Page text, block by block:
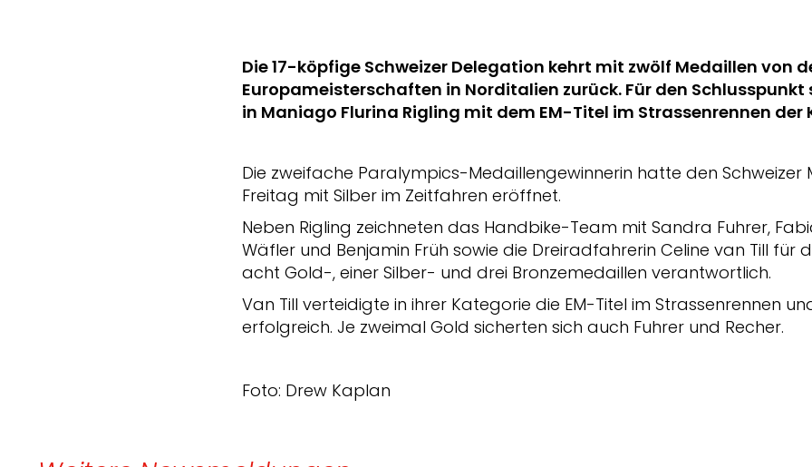
Die 17-köpfige Schweizer Delegation kehrt mit zwölf Medaillen von
Europameisterschaften in Norditalien zurück. Für den
in Maniago Flurina Rigling mit dem EM-Titel im Strassenrennen der
Die zweifache Paralympics-Medaillengewinnerin hatte den Schweizer
Freitag mit Silber im Zeitfahren eröffnet.
Neben Rigling zeichneten das Handbike-Team mit Sandra Fuhrer,
Wäfler und Benjamin Früh sowie die Dreiradfahrerin Celine van Till für
acht Gold-, einer Silber- und drei Bronzemedaillen verantwortlich.
Van Till verteidigte in ihrer Kategorie die EM-Titel im Strassenrennen
erfolgreich. Je zweimal Gold sicherten sich auch Fuhrer und Recher.
Foto: Drew Kaplan